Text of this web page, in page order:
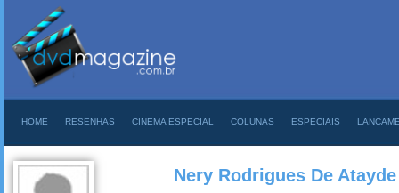
HOME RESENHAS CINEMA ESPECIAL COLUNAS ESPECIAIS
Nery Rodrigues De Atayde